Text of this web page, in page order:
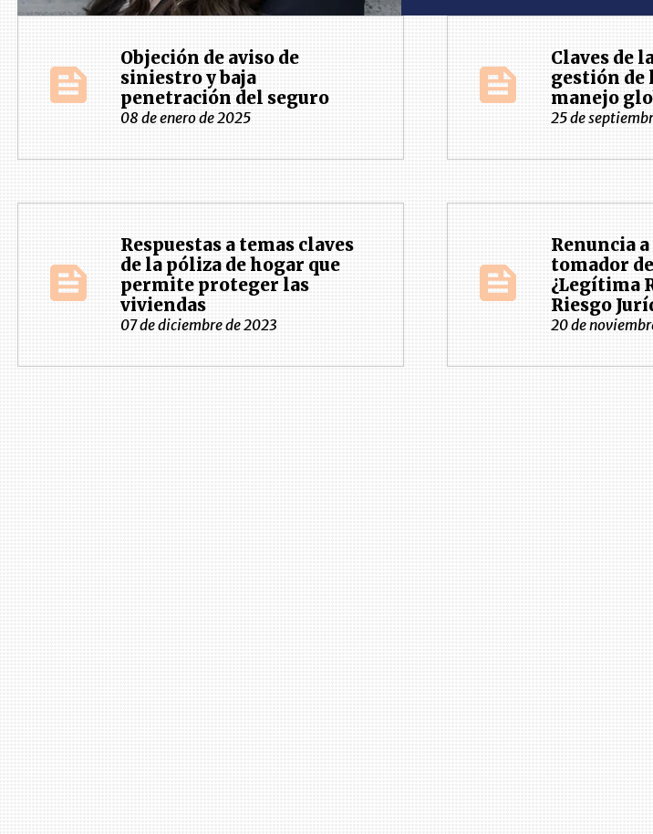
Objeción de aviso de
siniestro y baja
penetración del seguro
08 de enero de 2025
Claves de
gestión de
manejo
25 de
Respuestas a temas claves
de la póliza de hogar que
permite proteger las
viviendas
07 de diciembre de 2023
Renuncia
tomador
¿Legítima
Riesgo
20 de